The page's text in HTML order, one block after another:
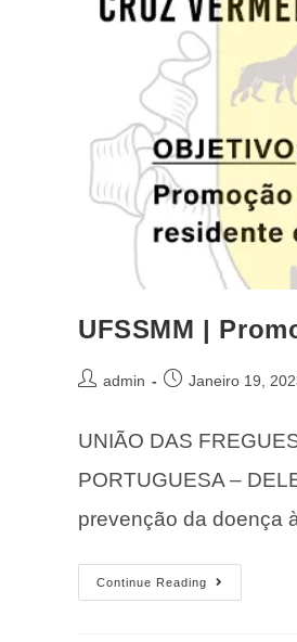
UFSSMM |
admin Janeiro 19,
UNIÃO DAS
PORTUGUESA –
prevenção da doença
Continue Reading